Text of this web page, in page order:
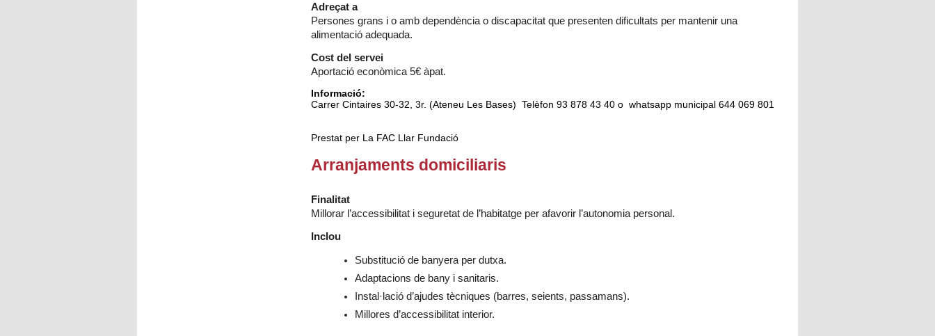
Adreçat a
Persones grans i o amb dependència o discapacitat que presenten dificultats per mantenir una
alimentació adequada.
Cost del servei
Aportació econòmica 5€ àpat.
Informació:
Carrer Cintaires 30-32, 3r. (Ateneu Les Bases) Telèfon 93 878 43 40 o whatsapp municipal 644 069 801
Prestat per La FAC Llar Fundació
Arranjaments domiciliaris
Finalitat
Millorar l’accessibilitat i seguretat de l’habitatge per afavorir l’autonomia personal.
Inclou
Substitució de banyera per dutxa.
Adaptacions de bany i sanitaris.
Instal·lació d’ajudes tècniques (barres, seients, passamans).
Millores d’accessibilitat interior.